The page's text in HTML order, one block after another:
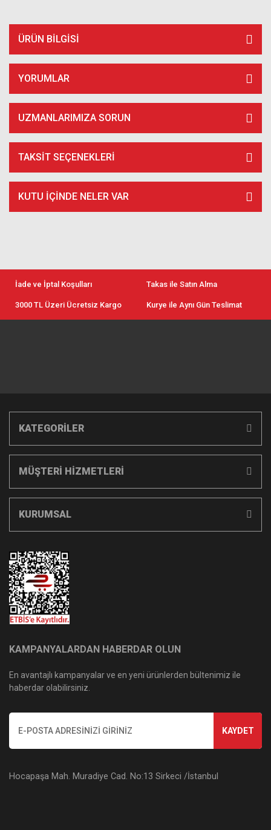
ÜRÜN BILGISI
YORUMLAR
UZMANLARIMIZA SORUN
TAKSIT SEÇENEKLERI
KUTU İÇİNDE NELER VAR
İade ve İptal Koşulları Takas ile Satın Alma
3000 TL Üzeri Ücretsiz Kargo Kurye ile Aynı Gün Teslimat
KATEGORİLER
MÜŞTERİ HİZMETLERİ
KURUMSAL
KAMPANYALARDAN HABERDAR OLUN
En avantajlı kampanyalar ve en yeni ürünlerden bültenimiz ile
haberdar olabilirsiniz.
KAYDET
Hocapaşa Mah. Muradiye Cad. No:13 Sirkeci /İstanbul